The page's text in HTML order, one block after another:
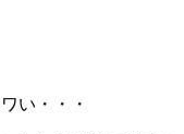
い・・・